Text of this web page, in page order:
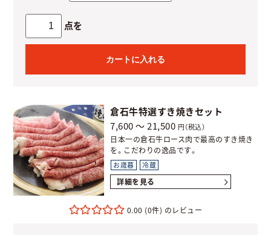
点を
カートに入れる
倉石牛特選すき焼きセット
7,600 ～ 21,500 円（税込）
日本一の倉石牛ロース肉で最高のすき焼き
を。こだわりの逸品です。
お歳暮 冷蔵
詳細を見る
0.00 (0件)